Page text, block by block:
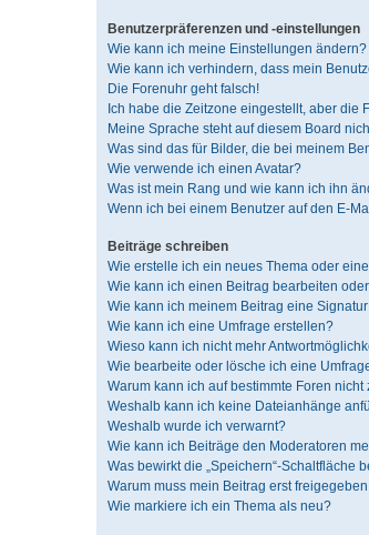
Benutzerpräferenzen und -einstellungen
Wie kann ich meine Einstellungen ändern?
Wie kann ich verhindern, dass mein
Die Forenuhr geht falsch!
Ich habe die Zeitzone eingestellt, aber die
Meine Sprache steht auf diesem Board
Was sind das für Bilder, die bei meinem
Wie verwende ich einen Avatar?
Was ist mein Rang und wie kann ich ihn
Wenn ich bei einem Benutzer auf den E-
Beiträge schreiben
Wie erstelle ich ein neues Thema oder
Wie kann ich einen Beitrag bearbeiten
Wie kann ich meinem Beitrag eine
Wie kann ich eine Umfrage erstellen?
Wieso kann ich nicht mehr
Wie bearbeite oder lösche ich eine
Warum kann ich auf bestimmte Foren nicht
Weshalb kann ich keine Dateianhänge
Weshalb wurde ich verwarnt?
Wie kann ich Beiträge den Moderatoren
Was bewirkt die „Speichern“-Schaltfläche
Warum muss mein Beitrag erst
Wie markiere ich ein Thema als neu?